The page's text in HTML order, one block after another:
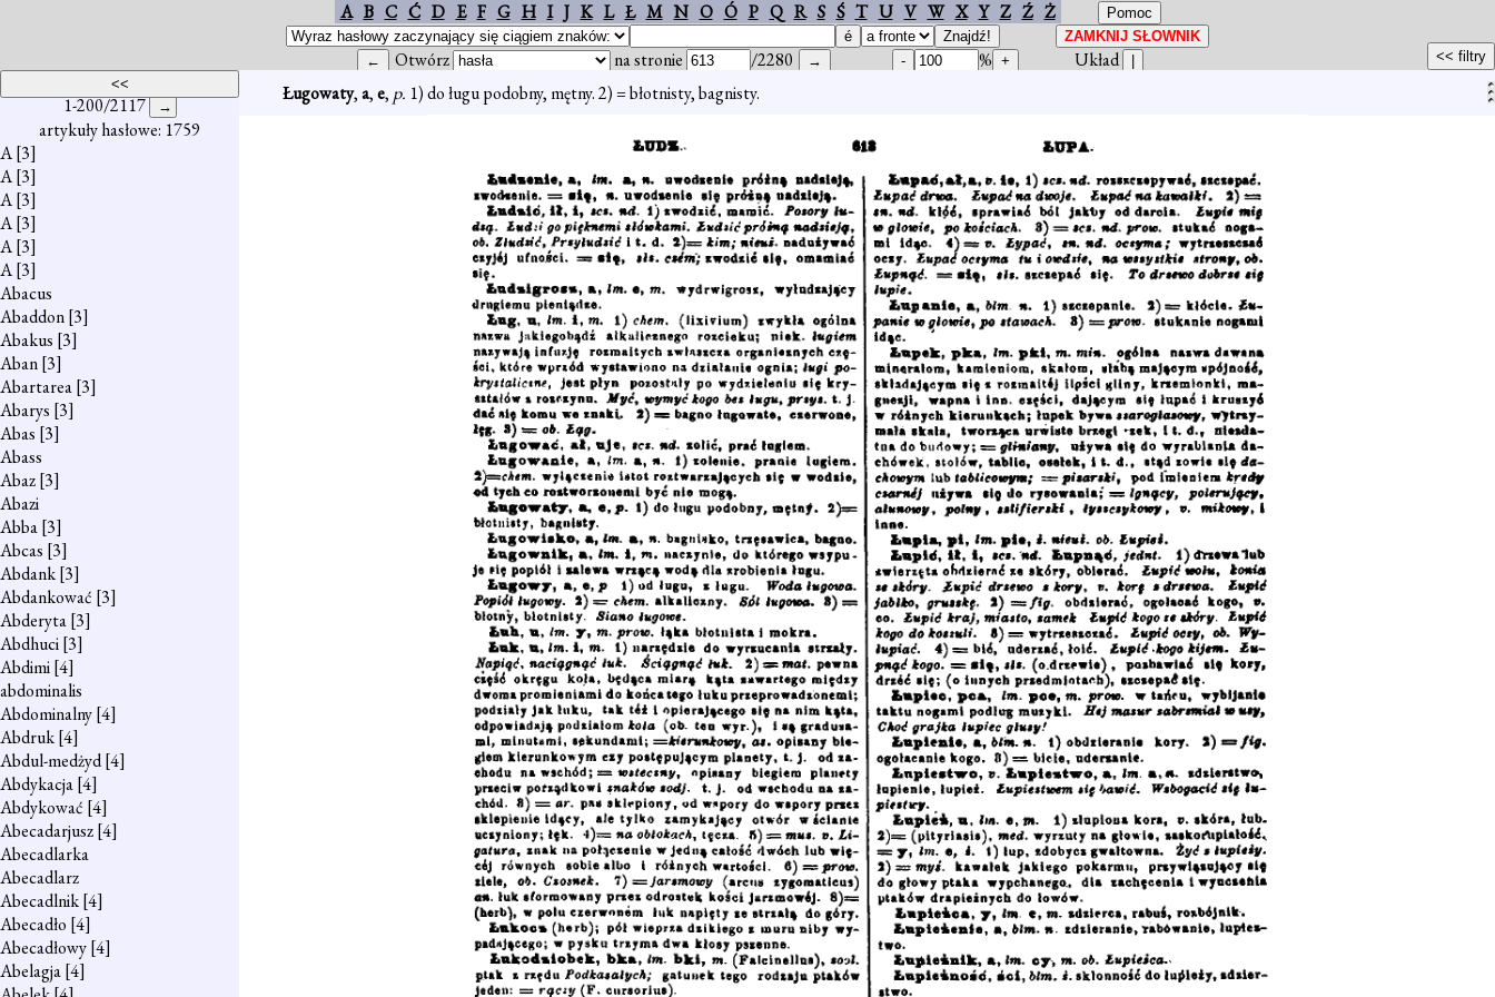
A B C Ć D E F G H I J K L Ł M N O Ó P Q R S Ś T U V W X Y Z Ź Ż
Otwórz na stronie /2280 %
Układ
1-200/2117
artykuły hasłowe: 1759
A[3]
A[3]
A[3]
A[3]
A[3]
A[3]
Abacus
Abaddon[3]
Abakus [3]
Aban[3]
Abartarea[3]
Abarys [3]
Abas [3]
Abass
Abaz[3]
Abazi
Abba[3]
Abcas [3]
Abdank[3]
Abdankować [3]
Abderyta[3]
Abdhuci[3]
Abdimi[4]
abdominalis
Abdominalny[4]
Abdruk[4]
Abdul-medżyd[4]
Abdykacja[4]
Abdykować [4]
Abecadarjusz[4]
Abecadlarka
Abecadlarz
Abecadlnik[4]
Abecadło [4]
Abecadłowy[4]
Abelagja[4]
Ługowaty,a,e, p. 1) do ługu podobny, mętny. 2) = błotnisty, bagnisty.